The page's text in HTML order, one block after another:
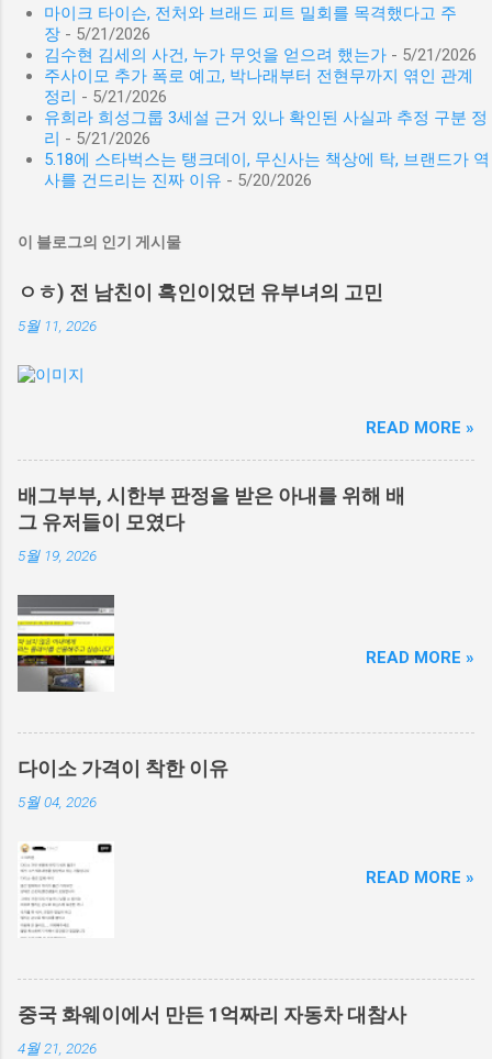
마이크 타이슨, 전처와 브래드 피트 밀회를 목격했다고 주
장 - 5/21/2026
김수현 김세의 사건, 누가 무엇을 얻으려 했는가 - 5/21/2026
주사이모 추가 폭로 예고, 박나래부터 전현무까지 엮인 관계
정리 - 5/21/2026
유희라 희성그룹 3세설 근거 있나 확인된 사실과 추정 구분 정
리 - 5/21/2026
5.18에 스타벅스는 탱크데이, 무신사는 책상에 탁, 브랜드가 역
사를 건드리는 진짜 이유 - 5/20/2026
이 블로그의 인기 게시물
ㅇㅎ) 전 남친이 흑인이었던 유부녀의 고민
5월 11, 2026
READ MORE »
배그부부, 시한부 판정을 받은 아내를 위해 배
그 유저들이 모였다
5월 19, 2026
READ MORE »
다이소 가격이 착한 이유
5월 04, 2026
READ MORE »
중국 화웨이에서 만든 1억짜리 자동차 대참사
4월 21, 2026